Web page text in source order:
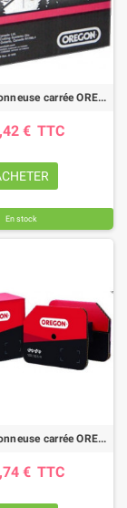
Chaine tronçonneuse carrée OREGON 73LPX /pas 3/8"PRO / jauge .058"(1.5mm) - rouleau 100 pieds
€ TTC
En stock
Chaine tronçonneuse carrée OREGON 73EXL /pas 3/8"PRO / jauge .058"(1.5mm) - rouleau 100 pieds
€ TTC